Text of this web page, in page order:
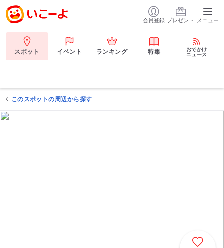
会員登録 プレゼント メニュー
スポット イベント ランキング 特集
おでかけ
ニュース
このスポットの周辺から探す